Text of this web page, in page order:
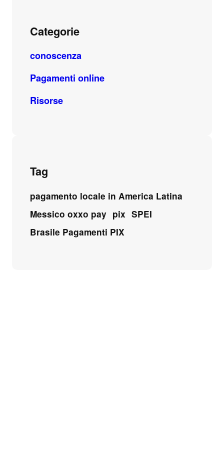
Categorie
conoscenza
Pagamenti online
Risorse
Tag
pagamento locale in America Latina
Messico oxxo pay pix SPEI
Brasile Pagamenti PIX